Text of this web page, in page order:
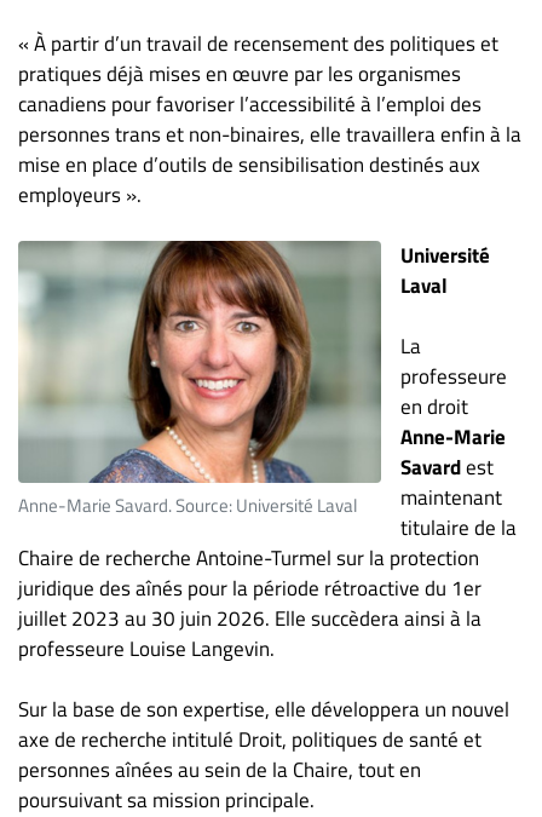
Publicité
Solutions de
recrutements
TROUVEZ-
NOUS
Infolettre
S’abonner
Politique de
« À partir d’un travail de recensement des politiques et
pratiques déjà mises en œuvre par les organismes
canadiens pour favoriser l’accessibilité à l’emploi des
personnes trans et non-binaires, elle travaillera enfin à la
mise en place d’outils de sensibilisation destinés aux
employeurs ».
Anne-Marie Savard. Source: Université Laval
Université
Laval
La
professeure
en droit
Anne-Marie
Savardest
maintenant
titulaire de la
Chaire de recherche Antoine-Turmel sur la protection
juridique des aînés pour la période rétroactive du 1er
juillet 2023 au 30 juin 2026. Elle succèdera ainsi à la
professeure Louise Langevin.
Sur la base de son expertise, elle développera un nouvel
axe de recherche intitulé Droit, politiques de santé et
personnes aînées au sein de la Chaire, tout en
poursuivant sa mission principale.